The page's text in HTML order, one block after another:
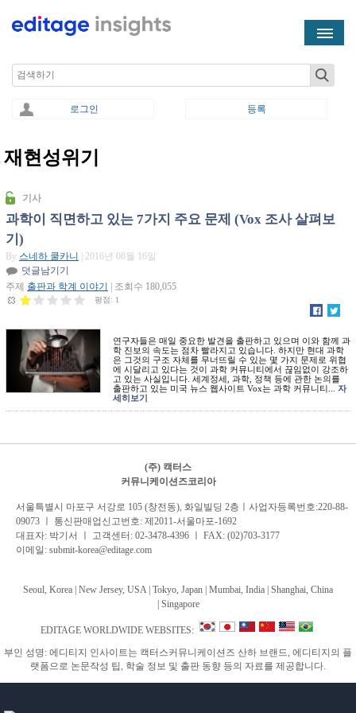
Search
로그인 등록
You are here
재현성위기
기사
과학이 직면하고 있는 7가지 주요 문제 (Vox 조사 살펴보
기)
By 스네하 쿨카니
| 2016년 08월 16일
덧글남기기
주제 출판과 학계 이야기 | 조회수 180,055
평점: 1
연구자들은 매일 중요한 발견을 출판하고 있으며 이와 함께 과
학 진보의 속도는 점차 빨라지고 있습니다. 하지만 현대 과학
은 그것의 구조 자체를 무너뜨릴 수 있는 몇 가지 문제로 위협
에 시달리고 있다는 것이 과학 커뮤니티에서 끊임없이 강조하
고 있는 사실입니다. 세계정세, 과학, 정책 등에 관한 논의를
출판하고 있는 미국 뉴스 웹사이트 Vox는 과학 커뮤니티... 자
세히보기
(주) 캑터스
커뮤니케이션즈코리아
서 울특별시 마포구 서강로 105 (창전동), 화일빌딩 2층 ㅣ사업자등록번호:220-88-
09073 ㅣ 통신판매업신고번호: 제2011-서울마포-1692
대표자: 박기서 ㅣ 고객센터: 02-3478-4396 ㅣ FAX: (02)703-3177
이메일: submit-korea@editage.com
Seoul, Korea | New Jersey, USA | Tokyo, Japan | Mumbai, India | Shanghai, China
Singapore
EDITAGE WORLDWIDE WEBSITES:
부인 성명: 에디티지 인사이트는 캑터스커뮤니케이션즈 산하 브랜드, 에디티지의 플
랫폼으로 논문작성 팁, 학술 정보 및 출판 동향 등의 자료를 제공합니다.